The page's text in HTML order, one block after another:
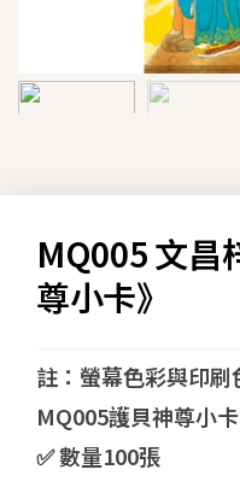
MQ005 文昌
尊小卡》
註：螢幕色彩與印
MQ005護貝神尊小
✅ 數量100張